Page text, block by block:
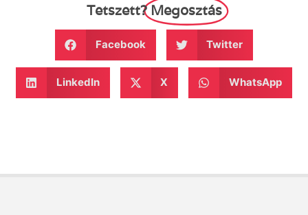
Tetszett?Megosztás
Facebook Twitter
LinkedIn X WhatsApp